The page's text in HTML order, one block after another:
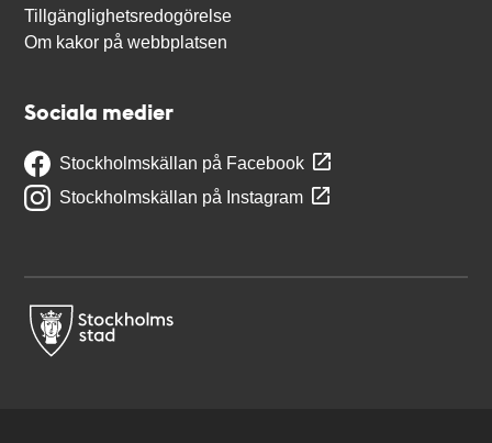
Tillgänglighetsredogörelse
Om kakor på webbplatsen
Sociala medier
Stockholmskällan på Facebook
Stockholmskällan på Instagram